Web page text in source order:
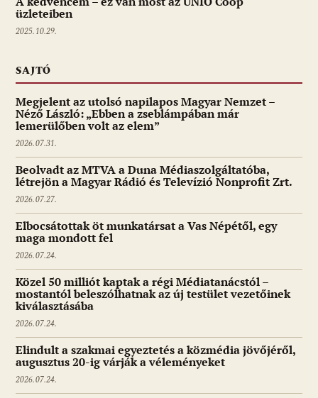
üzleteiben
2025.10.29.
SAJTÓ
Megjelent az utolsó napilapos Magyar Nemzet –
Néző László: „Ebben a zseblámpában már
lemerülőben volt az elem”
2026.07.31.
Beolvadt az MTVA a Duna Médiaszolgáltatóba,
létrejön a Magyar Rádió és Televízió Nonprofit Zrt.
2026.07.27.
Elbocsátottak öt munkatársat a Vas Népétől, egy
maga mondott fel
2026.07.24.
Közel 50 milliót kaptak a régi Médiatanácstól –
mostantól beleszólhatnak az új testület vezetőinek
kiválasztásába
2026.07.24.
Elindult a szakmai egyeztetés a közmédia jövőjéről,
augusztus 20-ig várják a véleményeket
2026.07.24.